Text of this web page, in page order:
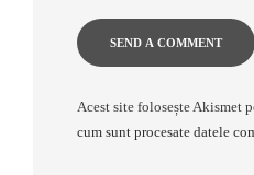
Acest site folosește Akismet
cum sunt procesate datele